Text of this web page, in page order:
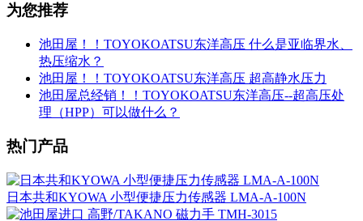
为您推荐
池田屋！！TOYOKOATSU东洋高压 什么是亚临界水、
热压缩水？
池田屋！！TOYOKOATSU东洋高压 超高静水压力
池田屋总经销！！TOYOKOATSU东洋高压--超高压处
理（HPP）可以做什么？
热门产品
日本共和KYOWA 小型便捷压力传感器 LMA-A-100N